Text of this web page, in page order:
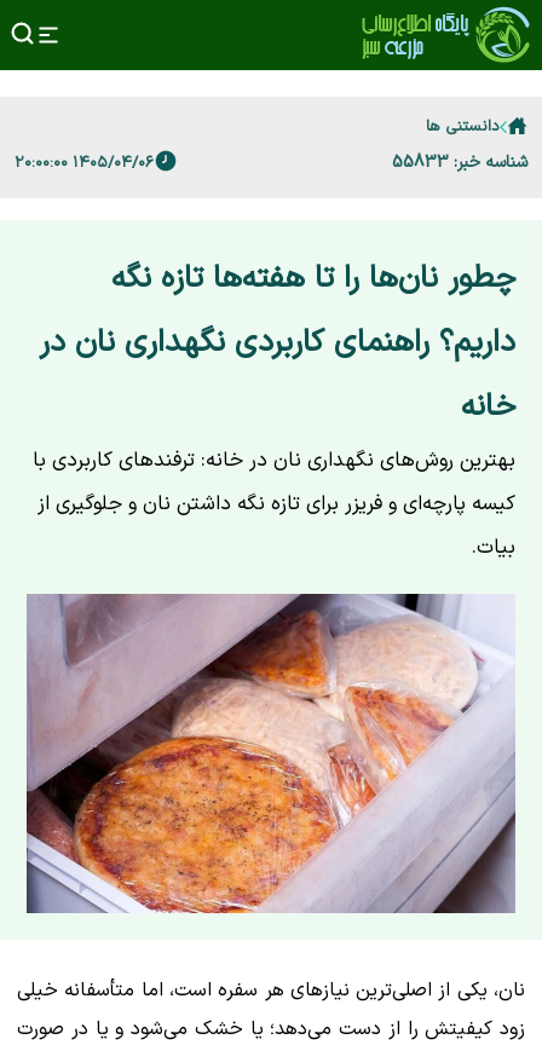
دانستنی ها
شناسه خبر: 55833 ۱۴۰۵/۰۴/۰۶ ۲۰:۰۰:۰۰
چطور نان‌ها را تا هفته‌ها تازه نگه
داریم؟ راهنمای کاربردی نگهداری نان در
خانه
بهترین روش‌های نگهداری نان در خانه: ترفندهای کاربردی با
کیسه پارچه‌ای و فریزر برای تازه نگه داشتن نان و جلوگیری از
بیات.
نان، یکی از اصلی‌ترین نیازهای هر سفره است، اما متأسفانه خیلی
زود کیفیتش را از دست می‌دهد؛ یا خشک می‌شود و یا در صورت